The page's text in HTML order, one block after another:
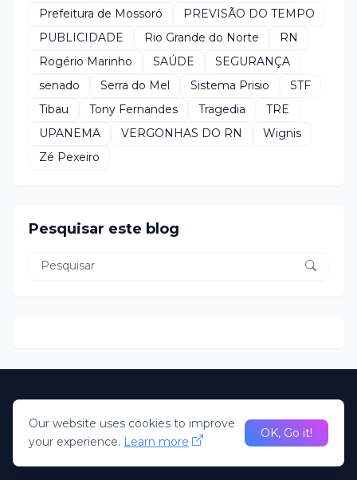
Prefeitura de Mossoró
PREVISÃO DO TEMPO
PUBLICIDADE
Rio Grande do Norte
RN
Rogério Marinho
SAÚDE
SEGURANÇA
senado
Serra do Mel Sistema Prisio
STF
Tibau
Tony Fernandes Tragedia
TRE
UPANEMA
VERGONHAS DO RN
Wignis
Zé Pexeiro
Pesquisar este blog
desenvolvido Pela R2N. Todos direitos Reservados; Portal
Claudio Oliveira
HomeAbout Us
Our website uses cookies to improve
your experience. Learn more
OK, Go it!